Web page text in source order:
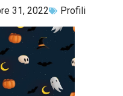
31, 2022 Profili